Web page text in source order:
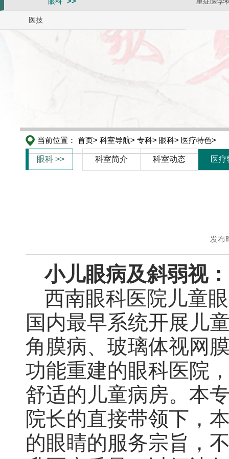
医技
当前位置： 首页> 科室导航> 专科> 眼科> 医疗特色>
眼科 >> 科室简介 科室动态 医
发布
小儿眼病及斜弱视：
西南眼科医院儿童
国内最早系统开展儿
角膜病、玻璃体视网
功能重建的眼科医院
舒适的儿童病房。本
院长的直接带领下，
的眼睛的服务宗旨，